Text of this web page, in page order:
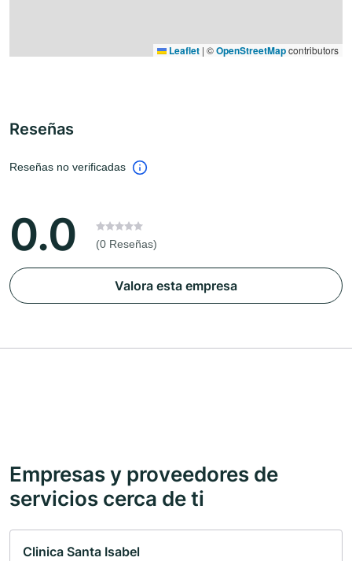
Leaflet | ©OpenStreetMapcontributors
Reseñas
Reseñas no verificadas
0.0 (0 Reseñas)
Valora esta empresa
Empresas y proveedores de
servicios cerca de ti
Clinica Santa Isabel